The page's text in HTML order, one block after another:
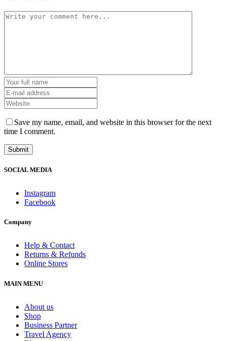
Save my name, email, and website in this browser for the next
time I comment.
SOCIAL MEDIA
Instagram
Facebook
Company
Help & Contact
Returns & Refunds
Online Stores
MAIN MENU
About us
Shop
Business Partner
Travel Agency